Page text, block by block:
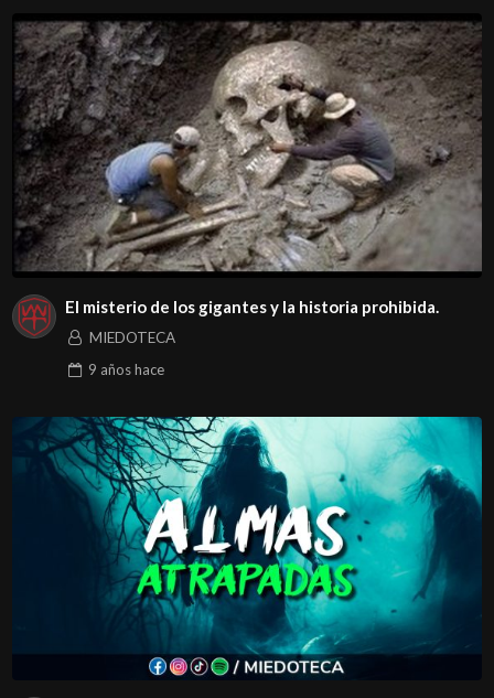
El misterio de los gigantes y la historia prohibida.
MIEDOTECA
9 añoshace